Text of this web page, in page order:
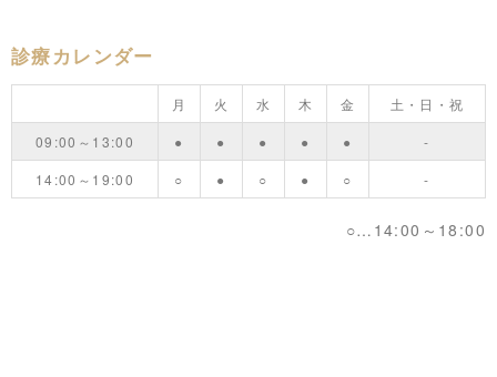
診療カレンダー
月 火 水 木 金
土・日・祝
09:00～13:00
● ● ● ● ●
-
14:00～19:00
○ ● ○ ● ○ -
○…14:00～18:00